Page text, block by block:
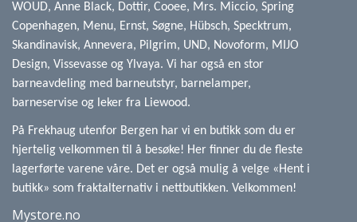
WOUD, Anne Black, Dottir, Cooee, Mrs. Miccio, Spring
Copenhagen, Menu, Ernst, Søgne, Hübsch, Specktrum,
Skandinavisk, Annevera, Pilgrim, UND, Novoform, MIJO
Design, Vissevasse og Ylvaya. Vi har også en stor
barneavdeling med barneutstyr, barnelamper,
barneservise og leker fra Liewood.
På Frekhaug utenfor Bergen har vi en butikk som du er
hjertelig velkommen til å besøke! Her finner du de fleste
lagerførte varene våre. Det er også mulig å velge «Hent i
butikk» som fraktalternativ i nettbutikken. Velkommen!
Mystore.no